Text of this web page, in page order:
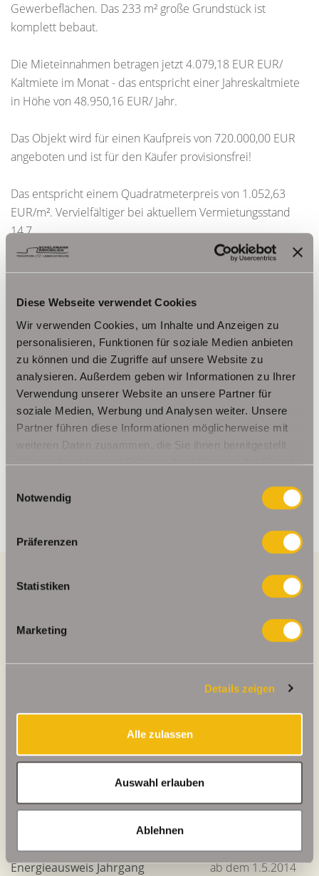
Diese Webseite verwendet Cookies
Wir verwenden Cookies, um Inhalte und Anzeigen zu
personalisieren, Funktionen für soziale Medien anbieten
zu können und die Zugriffe auf unsere Website zu
analysieren. Außerdem geben wir Informationen zu Ihrer
Verwendung unserer Website an unsere Partner für
soziale Medien, Werbung und Analysen weiter. Unsere
Partner führen diese Informationen möglicherweise mit
weiteren Daten zusammen, die Sie ihnen bereitgestellt
haben oder die sie im Rahmen Ihrer Nutzung der Dienste
Notwendig
Präferenzen
Statistiken
Marketing
Details zeigen
Alle zulassen
Auswahl erlauben
Ablehnen
Gewerbeflächen. Das 233 m² große Grundstück ist
komplett bebaut.
Die Mieteinnahmen betragen jetzt 4.079,18 EUR EUR/
Kaltmiete im Monat - das entspricht einer Jahreskaltmiete
in Höhe von 48.950,16 EUR/ Jahr.
Das Objekt wird für einen Kaufpreis von 720.000,00 EUR
angeboten und ist für den Käufer provisionsfrei!
Das entspricht einem Quadratmeterpreis von 1.052,63
EUR/m². Vervielfältiger bei aktuellem Vermietungsstand
14,7.
zum Objekt finden Sie auf unserer Homepage
www.schelkmann.de
Ansprechpartner
Frau Beate Schelkmann
Telefon: 004936124036202
Telefax: 004936124026179
Mobil: 00491714769991
Weitere Informationen
Energieausweis Jahrgang
ab dem 1.5.2014